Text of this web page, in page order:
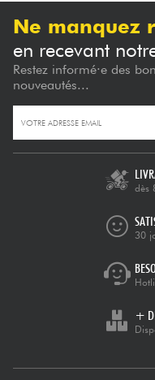
Vents
Violons & Quatuor
Eveil Musical
Ne manquez
en recevant
Restez informé·e des
nouveautés...
dès
30
+